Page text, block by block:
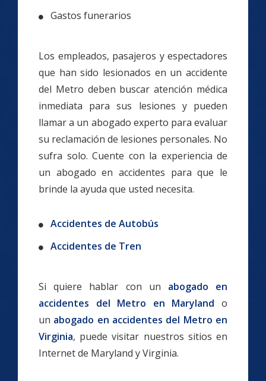
Gastos funerarios
Los empleados, pasajeros y espectadores
que han sido lesionados en un accidente
del Metro deben buscar atención médica
inmediata para sus lesiones y pueden
llamar a un abogado experto para evaluar
su reclamación de lesiones personales. No
sufra solo. Cuente con la experiencia de
un abogado en accidentes para que le
brinde la ayuda que usted necesita.
Accidentes de Autobús
Accidentes de Tren
Si quiere hablar con un abogado en
accidentes del Metro en Maryland o
un abogado en accidentes del Metro en
Virginia, puede visitar nuestros sitios en
Internet de Maryland y Virginia.